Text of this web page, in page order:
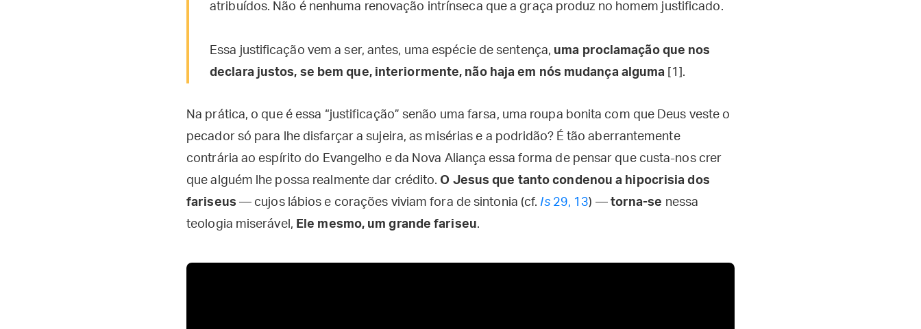
atribuídos. Não é nenhuma renovação intrínseca que a graça produz no homem justificado.
Essa justificação vem a ser, antes, uma espécie de sentença, uma proclamação que nos
declara justos, se bem que, interiormente, não haja em nós mudança alguma [1].
Na prática, o que é essa “justificação” senão uma farsa, uma roupa bonita com que Deus veste o
pecador só para lhe disfarçar a sujeira, as misérias e a podridão? É tão aberrantemente
contrária ao espírito do Evangelho e da Nova Aliança essa forma de pensar que custa-nos crer
que alguém lhe possa realmente dar crédito. O Jesus que tanto condenou a hipocrisia dos
fariseus — cujos lábios e corações viviam fora de sintonia (cf.Is29, 13) — torna-se nessa
teologia miserável, Ele mesmo, um grande fariseu.